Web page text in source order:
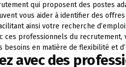
qui proposent des postes
vous aider à identifier des
ainsi votre recherche
ces professionnels du recrutement,
besoins en matière de flexibilité et
avec des